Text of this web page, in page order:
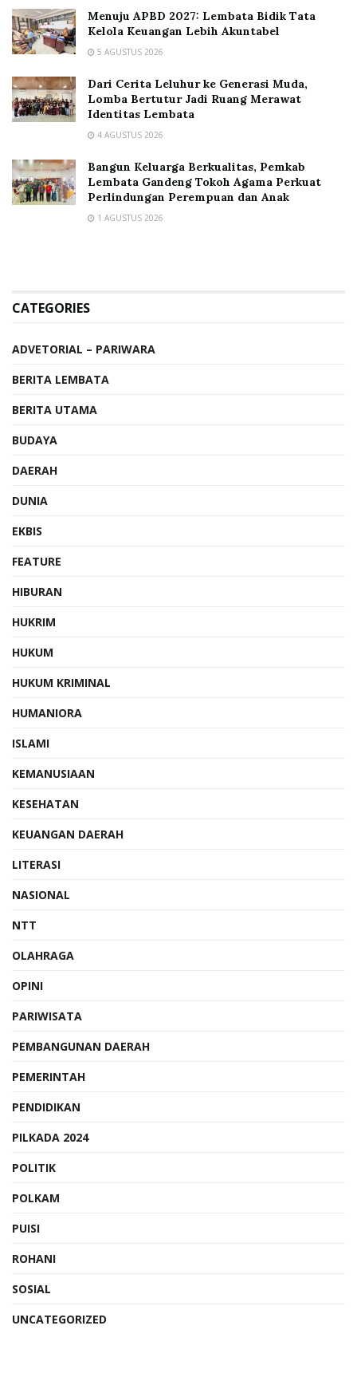
Menuju APBD 2027: Lembata Bidik Tata
Kelola Keuangan Lebih Akuntabel
5 AGUSTUS 2026
Dari Cerita Leluhur ke Generasi Muda,
Lomba Bertutur Jadi Ruang Merawat
Identitas Lembata
4 AGUSTUS 2026
Bangun Keluarga Berkualitas, Pemkab
Lembata Gandeng Tokoh Agama Perkuat
Perlindungan Perempuan dan Anak
1 AGUSTUS 2026
CATEGORIES
ADVETORIAL – PARIWARA
BERITA LEMBATA
BERITA UTAMA
BUDAYA
DAERAH
DUNIA
EKBIS
FEATURE
HIBURAN
HUKRIM
HUKUM
HUKUM KRIMINAL
HUMANIORA
ISLAMI
KEMANUSIAAN
KESEHATAN
KEUANGAN DAERAH
LITERASI
NASIONAL
NTT
OLAHRAGA
OPINI
PARIWISATA
PEMBANGUNAN DAERAH
PEMERINTAH
PENDIDIKAN
PILKADA 2024
POLITIK
POLKAM
PUISI
ROHANI
SOSIAL
UNCATEGORIZED